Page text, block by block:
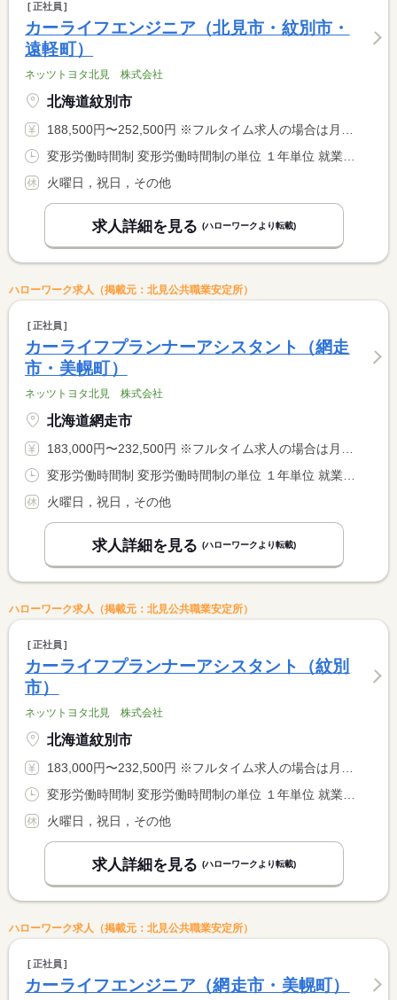
正社員
カーライフエンジニア（北見市・紋別市・
遠軽町）
ネッツトヨタ北見 株式会社
北海道紋別市
188,500円〜252,500円 ※フルタイム求人の場合は月額（換算額）、パート求人の場合は時間額を表示しています。
火曜日，祝日，その他
求人詳細を見る (ハローワークより転載)
ハローワーク求人（掲載元：北見公共職業安定所）
正社員
カーライフプランナーアシスタント（網走
市・美幌町）
ネッツトヨタ北見 株式会社
北海道網走市
183,000円〜232,500円 ※フルタイム求人の場合は月額（換算額）、パート求人の場合は時間額を表示しています。
火曜日，祝日，その他
求人詳細を見る (ハローワークより転載)
ハローワーク求人（掲載元：北見公共職業安定所）
正社員
カーライフプランナーアシスタント（紋別
市）
ネッツトヨタ北見 株式会社
北海道紋別市
183,000円〜232,500円 ※フルタイム求人の場合は月額（換算額）、パート求人の場合は時間額を表示しています。
火曜日，祝日，その他
求人詳細を見る (ハローワークより転載)
ハローワーク求人（掲載元：北見公共職業安定所）
正社員
カーライフエンジニア（網走市・美幌町）